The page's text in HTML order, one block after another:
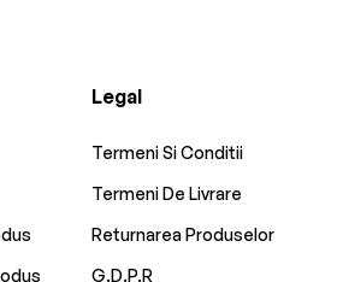
Legal
Termeni Si Conditii
Termeni De Livrare
Returnarea Produselor
G.D.P.R